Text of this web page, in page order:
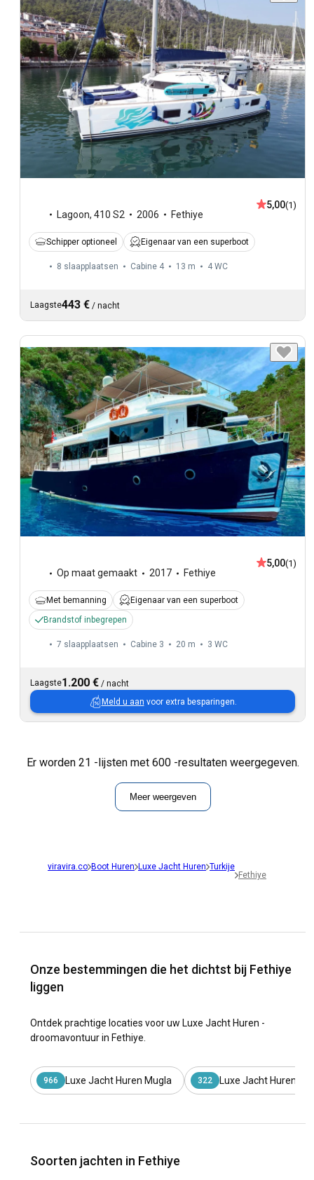
Lagoon, 410 S2 2006 Fethiye
5,00(1)
Schipper optioneel Eigenaar van een superboot
8 slaapplaatsen Cabine 4 13 m 4 WC
Laagste443 € / nacht
Op maat gemaakt 2017 Fethiye
5,00(1)
Met bemanning
Eigenaar van een superboot
Brandstof inbegrepen
7 slaapplaatsen Cabine 3 20 m 3 WC
Laagste1.200 € / nacht
Meld u aan voor extra besparingen.
Er worden 21 -lijsten met 600 -resultaten weergegeven.
Meer weergeven
viravira.co Boot Huren Luxe Jacht Huren Turkije
Fethiye
Onze bestemmingen die het dichtst bij Fethiye
liggen
Ontdek prachtige locaties voor uw Luxe Jacht Huren -
droomavontuur in Fethiye.
966 Luxe Jacht Huren Mugla 322 Luxe Jacht Huren
Soorten jachten in Fethiye